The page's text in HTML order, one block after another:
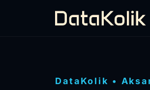
DataKolik •